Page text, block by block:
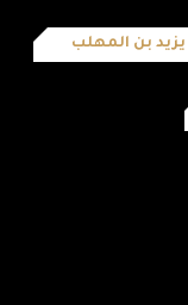
يزيد بن المهلب